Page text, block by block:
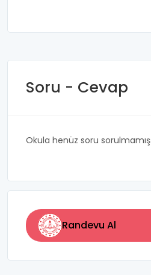
Soru - Cevap
Okula henüz soru sorulmamış
Randevu Al